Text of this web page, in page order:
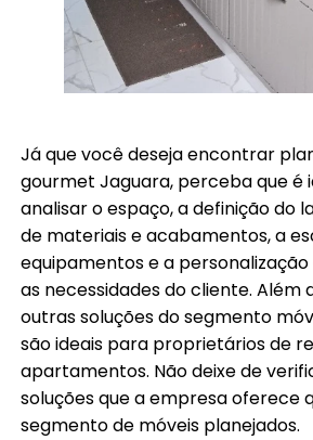
Já que você deseja encontrar
gourmet Jaguara, perceba que é
analisar o espaço, a definição do
de materiais e acabamentos, a
equipamentos e a
as necessidades do cliente. Além
outras soluções do segmento
são ideais para proprietários de
apartamentos. Não deixe de
soluções que a empresa oferece
segmento de móveis planejados.